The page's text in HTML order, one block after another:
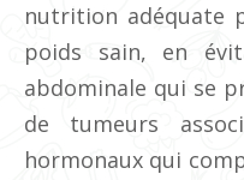
nutrition adéquate
poids sain, en
abdominale qui se
de tumeurs
hormonaux qui